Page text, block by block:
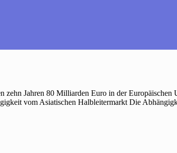
Jahren 80 Milliarden Euro in der Europäischen
vom Asiatischen Halbleitermarkt Die